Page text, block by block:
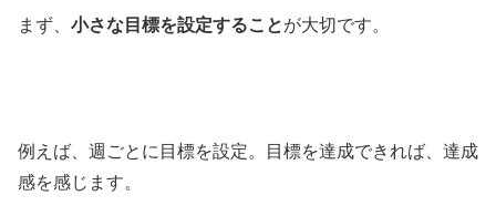
まず、 小さな目標を設定することが大切です。
例えば、週ごとに目標を設定。目標を達成できれば、達成
感を感じます。